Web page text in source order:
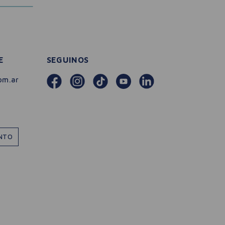
SEGUINOS